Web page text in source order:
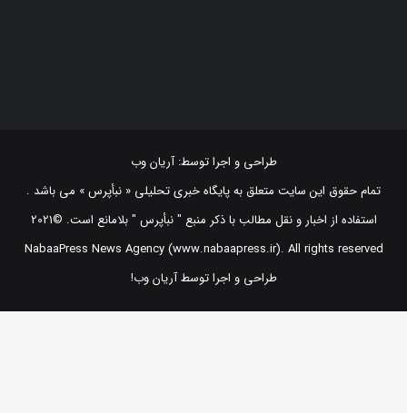
طراحی و اجرا توسط:
آریان وب
تمام حقوق این سایت متعلق به پایگاه خبری تحلیلی « نبأپرس » می باشد .
NabaaPress News Agency (www.nabaapress.ir). All rights reserved
طراحی و اجرا توسط آریان وب!